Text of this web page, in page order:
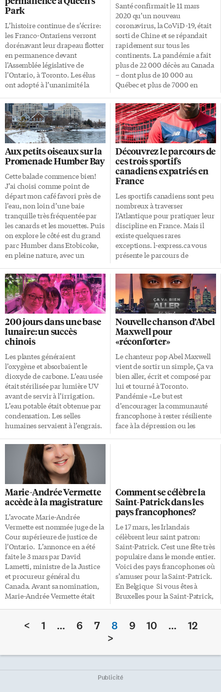
Park
L’histoire continue de s’écrire:
les Franco-Ontariens verront
dorénavant leur drapeau flotter
en permanence devant
l’Assemblée législative de
l’Ontario, à Toronto. Les élus
ont adopté à l’unanimité la
d’Ottawa-Vanier Lucille Collard,
mercredi. Emblème officiel Le
drapeau franco-ontarien a été
désigné en septembre 2020
comme un emblème officiel de
la province, au même titre que
le drapeau de l’Ontario. «Les
Franco-Ontariens font partie
intégrante de l’histoire de notre
province, et il est important
que nous reconnaissions la
contribution dynamique et
continue des Franco-Ontariens
dans toute la province», a lancé
la députée Collard. La porte-
parole libérale en matière […]
Santé confirmait le 11 mars
2020 qu’un nouveau
coronavirus, la CoViD-19, était
sorti de Chine et se répandait
rapidement sur tous les
continents. La pandémie a fait
plus de 22 000 décès au Canada
– dont plus de 10 000 au
Québec et plus de 7000 en
des patients âgés dans des
centres de soins de longue
durée. C’est bien moins, au
prorata de la population (37
millions vs 328 millions), que le
demi-million de morts chez nos
voisins américains. Dans le
monde entier, 2,6 millions de
morts sont […]
Aux petits oiseaux sur la
Promenade Humber Bay
Cette balade commence bien!
J’ai choisi comme point de
départ mon café favori près de
l’eau, non loin d’une baie
tranquille très fréquentée par
les canards et les mouettes. Puis
on explore le côté est du grand
parc Humber dans Etobicoke,
en pleine nature, avec un
urbain en toile de fond. Birds &
Beans Coffee Le café Birds &
Beans (2413 boul. Lake Shore
Ouest, ouvert de 7h à 17h sur
semaine et de 9h à 16h le
weekend) est une brûlerie qui
existe depuis longtemps! Dès
ma première visite, je suis
tombée en amour […]
Découvrez le parcours de
ces trois sportifs
canadiens expatriés en
France
Les sportifs canadiens sont peu
nombreux à traverser
l’Atlantique pour pratiquer leur
discipline en France. Mais il
existe quelques rares
exceptions. l-express.ca vous
présente le parcours de
expatriés en France. 1 –
Jonathan David, joueur de
football expatrié à Lille Son
arrivée en France a fait grand
bruit l’été dernier. Et pour
cause, Jonathan David a été
recruté comme le joueur le plus
cher de l’histoire du club de
football de Lille (LOSC), pour 27
millions d’euros. L’attaquant
international est alors devenu le
premier joueur canadien
expatrié en France depuis 1950
et Ostap Steckiw qui avait joué
[…]
200 jours dans une base
lunaire: un succès
chinois
Les plantes généraient
l’oxygène et absorbaient le
dioxyde de carbone. L’eau usée
était stérilisée par lumière UV
avant de servir à l’irrigation.
L’eau potable était obtenue par
condensation. Les selles
humaines servaient à l’engrais.
jours. Dans ce qui se voulait
une simulation de base lunaire
autonome, deux équipes
chinoises de quatre personnes
ont vécu en isolation pendant
un an — l’une des deux équipes
l’occupant sans interruption
pendant 200 jours. Et ils
auraient pu poursuivre
l’expérience quelques mois de
plus, selon un rapport déposé
récemment sur un serveur de
prépublication. L’expérience
a pris fin en mai 2018.
Champions […]
Nouvelle chanson d’Abel
Maxwell pour
«réconforter»
Le chanteur pop Abel Maxwell
vient de sortir un simple, Ça va
bien aller, écrit et composé par
lui et tourné à Toronto.
Pandémie «Le but est
d’encourager la communauté
francophone à rester résiliente
face à la dépression ou les
métropole, des quais de
Harbourfront et du centre-ville,
prises notamment à l’aide d’un
drone, il chante que «rien n’est
impossible, mais rien n’est
facile». Au cours des
confinements de la dernière
année, […]
Marie-Andrée Vermette
accède à la magistrature
L’avocate Marie-Andrée
Vermette est nommée juge de la
Cour supérieure de justice de
l’Ontario. L’annonce en a été
faite le 3 mars par David
Lametti, ministre de la Justice
et procureur général du
Canada. Avant sa nomination,
Marie-Andrée Vermette était
elle a exercé dans les domaines
pendant près de 20 ans. Elle a
de contentieux commercial du
Comment se célèbre la
Saint-Patrick dans les
pays francophones?
Le 17 mars, les Irlandais
célèbrent leur saint patron:
Saint-Patrick. C’est une fête très
populaire dans le monde entier.
Voici des pays francophones où
s’amuser pour la Saint-Patrick.
En Belgique Si vous êtes à
Bruxelles pour la Saint-Patrick,
célèbre fontaine qui représente
vêtu de vert. Vous pourrez
de la Saint-Patrick en vous
< 1 … 6 7 8 9 10 …
12
>
Publicité